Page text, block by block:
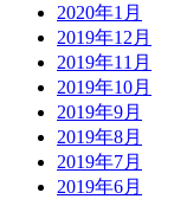
2020年1月
2019年12月
2019年11月
2019年10月
2019年9月
2019年8月
2019年7月
2019年6月